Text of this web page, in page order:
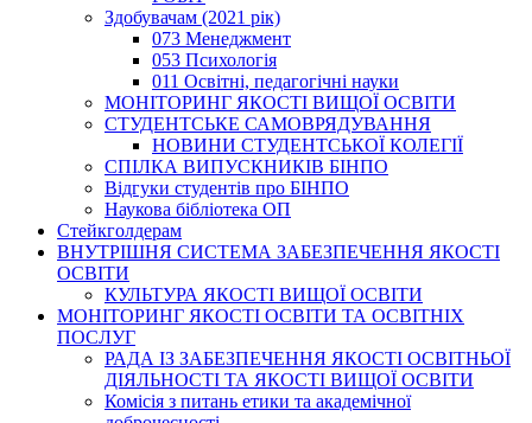
Здобувачам (2021 рік)
073 Менеджмент
053 Психологія
011 Освітні, педагогічні науки
МОНІТОРИНГ ЯКОСТІ ВИЩОЇ ОСВІТИ
СТУДЕНТСЬКЕ САМОВРЯДУВАННЯ
НОВИНИ СТУДЕНТСЬКОЇ КОЛЕГІЇ
СПІЛКА ВИПУСКНИКІВ БІНПО
Відгуки студентів про БІНПО
Наукова бібліотека ОП
Стейкголдерам
ВНУТРІШНЯ СИСТЕМА ЗАБЕЗПЕЧЕННЯ ЯКОСТІ
ОСВІТИ
КУЛЬТУРА ЯКОСТІ ВИЩОЇ ОСВІТИ
МОНІТОРИНГ ЯКОСТІ ОСВІТИ ТА ОСВІТНІХ
ПОСЛУГ
РАДА ІЗ ЗАБЕЗПЕЧЕННЯ ЯКОСТІ ОСВІТНЬОЇ
ДІЯЛЬНОСТІ ТА ЯКОСТІ ВИЩОЇ ОСВІТИ
Комісія з питань етики та академічної